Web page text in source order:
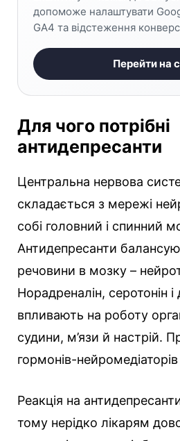
допоможе налаштувати
GA4 та відстеження
Перейти на
Для чого потрібні
антидепресанти
Центральна нервова
складається з мережі
собі головний і спинний
Антидепресанти
речовини в мозку –
Норадреналін, серотонін і
впливають на роботу
судини, м’язи й настрій.
гормонів-
Реакція на
тому нерідко лікарям